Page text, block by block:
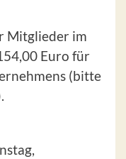
Mitglieder im
Euro für
(bitte